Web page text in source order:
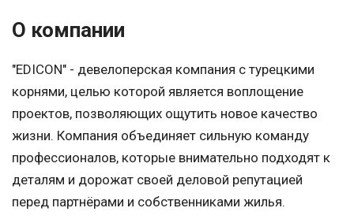
О компании
"EDICON" - девелоперская компания с турецкими
корнями, целью которой является воплощение
проектов, позволяющих ощутить новое качество
жизни. Компания объединяет сильную команду
профессионалов, которые внимательно подходят к
деталям и дорожат своей деловой репутацией
перед партнёрами и собственниками жилья.